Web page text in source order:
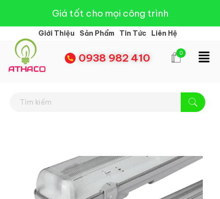
Giá tốt cho mọi công trình
Giới Thiệu Sản Phẩm Tin Tức Liên Hệ
0938 982 410 0